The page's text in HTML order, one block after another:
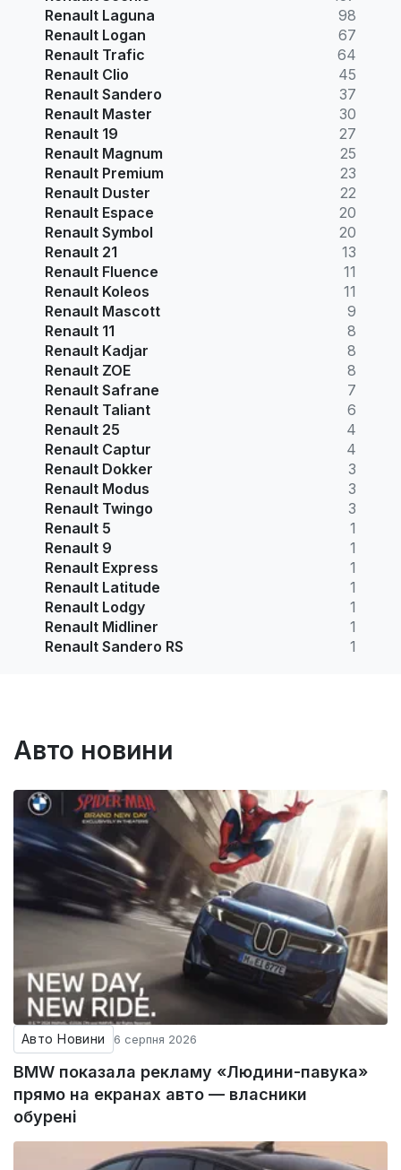
Renault Laguna
98
Renault Logan
67
Renault Trafic
64
Renault Clio
45
Renault Sandero
37
Renault Master
30
Renault 19
27
Renault Magnum
25
Renault Premium
23
Renault Duster
22
Renault Espace
20
Renault Symbol
20
Renault 21
13
Renault Fluence
11
Renault Koleos
11
Renault Mascott
9
Renault 11
8
Renault Kadjar
8
Renault ZOE
8
Renault Safrane
7
Renault Taliant
6
Renault 25
4
Renault Captur
4
Renault Dokker
3
Renault Modus
3
Renault Twingo
3
Renault 5
1
Renault 9
1
Renault Express
1
Renault Latitude
1
Renault Lodgy
1
Renault Midliner
1
Renault Sandero RS
1
Авто новини
Авто Новини 6 серпня 2026
BMW показала рекламу «Людини-павука»
прямо на екранах авто — власники
обурені